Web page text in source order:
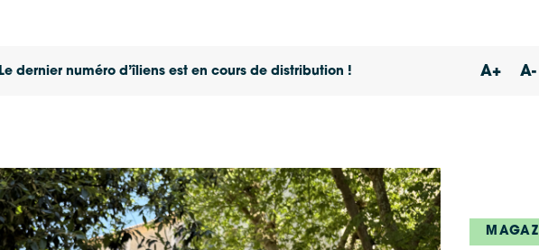
Le dernier numéro d’îliens est en cours de distribution ! A+ A-